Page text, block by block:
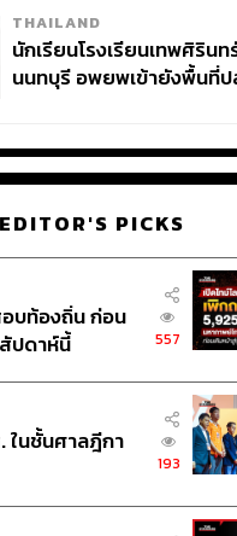
จ่ายหนี้-แอบระบุแบรนด์
THAILAND
นักเรียนโรงเรียนเทพศิรินท
นนทบุรี อพยพเข้ายังพื้นที่
EDITOR'S PICKS
บท้องถิ่น ก่อน
ปดาห์นี้
557
ในชั้นศาลฎีกา
193